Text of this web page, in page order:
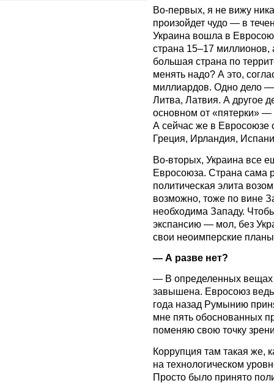
Во-первых, я не вижу
произойдет чудо — в
Украина вошла в
страна 15–17 миллионов,
большая страна по
менять надо? А это,
миллиардов. Одно дело —
Литва, Латвия. А другое
основном от «пятерки»
А сейчас же в
Греция, Ирландия,
Во-вторых, Украина все
Евросоюза. Страна сама
политическая элита
возможно, тоже по вине
необходима Западу.
экспансию — мол, без
свои неоимперские
— А разве нет?
— В определенных вещах
завышена. Евросоюз
года назад Румынию
мне пять обоснованных
поменяю свою точку
Коррупция там такая же,
на технологическом
Просто было принято